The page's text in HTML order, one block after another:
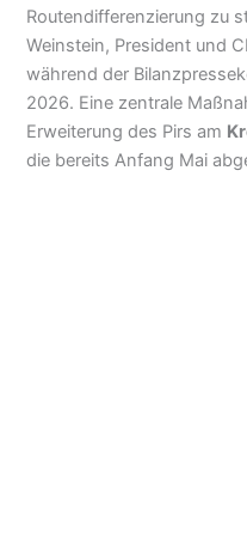
Routendifferenzierung zu
Weinstein, President und
während der
2026. Eine zentrale
Erweiterung des Pirs am
die bereits Anfang Mai